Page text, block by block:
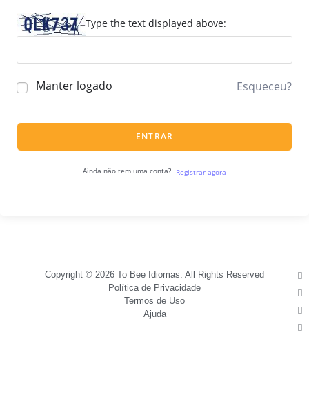
Type the text displayed above:
Manter logado Esqueceu?
ENTRAR
Ainda não tem uma conta? Registrar agora
Copyright © 2026 To Bee Idiomas. All Rights Reserved
Política de Privacidade
Termos de Uso
Ajuda